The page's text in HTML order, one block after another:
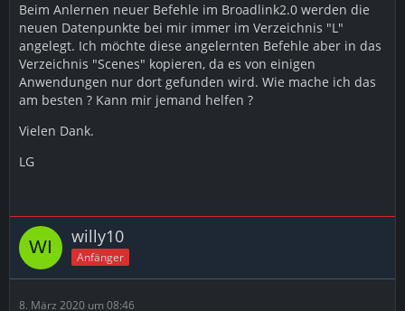
Beim Anlernen neuer Befehle im Broadlink2.0 werden die
neuen Datenpunkte bei mir immer im Verzeichnis "L"
angelegt. Ich möchte diese angelernten Befehle aber in das
Verzeichnis "Scenes" kopieren, da es von einigen
Anwendungen nur dort gefunden wird. Wie mache ich das
am besten ? Kann mir jemand helfen ?
Vielen Dank.
LG
willy10
Anfänger
8. März 2020 um 08:46